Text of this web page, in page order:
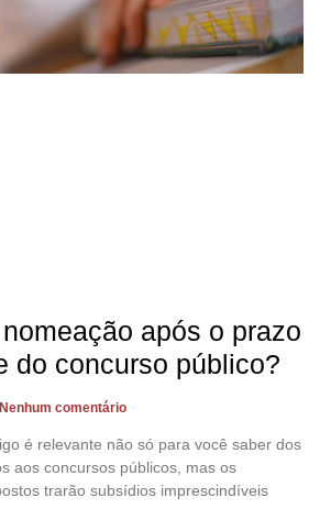
após o prazo
do concurso público?
comentário
é relevante não só para você saber dos
aos concursos públicos, mas os
trarão subsídios imprescindíveis